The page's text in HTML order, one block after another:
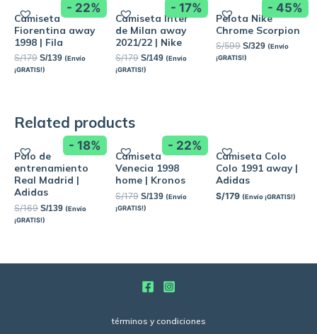
- 22%
Camiseta
Fiorentina away
1998 | Fila
S/179 S/139 (Envío
¡GRATIS!)
- 17%
Camiseta Inter
de Milan away
2021/22 | Nike
S/179 S/149 (Envío
¡GRATIS!)
- 45%
Pelota Nike
Chrome Scorpion
S/599 S/329 (Envío
¡GRATIS!)
Related products
- 18%
Polo de
entrenamiento
Real Madrid |
Adidas
S/169 S/139 (Envío
¡GRATIS!)
- 22%
Camiseta
Venecia 1998
home | Kronos
S/179 S/139 (Envío
¡GRATIS!)
Camiseta Colo
Colo 1991 away |
Adidas
S/179 (Envío ¡GRATIS!)
términos y condiciones